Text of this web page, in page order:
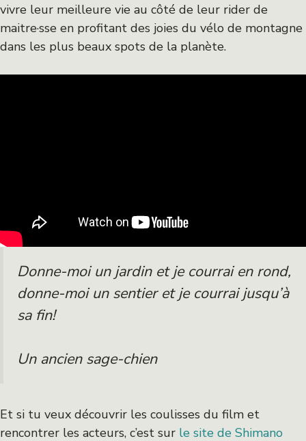
vivre leur meilleure vie au côté de leur rider de
maitre·sse en profitant des joies du vélo de montagne
dans les plus beaux spots de la planète.
Donne-moi un jardin et je courrai en rond,
donne-moi un sentier et je courrai jusqu’à
sa fin!
Un ancien sage-chien
Et si tu veux découvrir les coulisses du film et
rencontrer les acteurs, c’est sur le site de Shimano